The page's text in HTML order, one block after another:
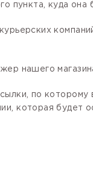
пункта, куда она
нашего
по
которая будет